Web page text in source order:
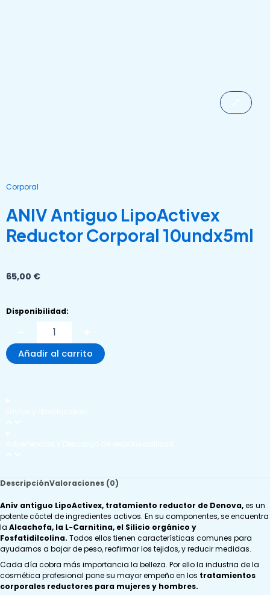
Corporal
ANIV Antiguo LipoActivex
Reductor Corporal 10undx5ml
65,00 €
Disponibilidad:
ANIV
LipoActivex
Reductor
Corporal
Añadir al carrito
DescripciónValoraciones (0)
Aniv antiguo LipoActivex, tratamiento reductor de Denova,es un
potente cóctel de ingredientes activos. En su componentes, se encuentra
la Alcachofa, la L-Carnitina, el Silicio orgánico y
Fosfatidilcolina. Todos ellos tienen características comunes para
ayudarnos a bajar de peso, reafirmar los tejidos, y reducir medidas.
Cada día cobra más importancia la belleza. Por ello la industria de la
cosmética profesional pone su mayor empeño en los tratamientos
corporales reductores para mujeres y hombres.